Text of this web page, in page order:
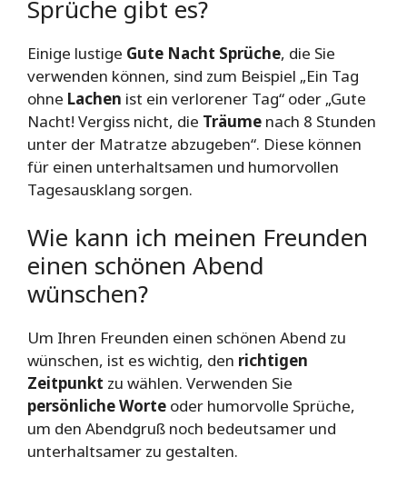
Sprüche gibt es?
Einige lustige Gute Nacht Sprüche, die Sie
verwenden können, sind zum Beispiel „Ein Tag
ohne Lachen ist ein verlorener Tag“ oder „Gute
Nacht! Vergiss nicht, die Träume nach 8 Stunden
unter der Matratze abzugeben“. Diese können
für einen unterhaltsamen und humorvollen
Tagesausklang sorgen.
Wie kann ich meinen Freunden
einen schönen Abend
wünschen?
Um Ihren Freunden einen schönen Abend zu
wünschen, ist es wichtig, den richtigen
Zeitpunkt zu wählen. Verwenden Sie
persönliche Worte oder humorvolle Sprüche,
um den Abendgruß noch bedeutsamer und
unterhaltsamer zu gestalten.